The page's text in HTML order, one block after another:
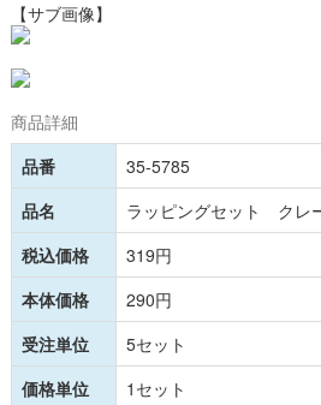
【サブ画像】
商品詳細
品番
35-5785
品名
ラッピングセット クレ
税込価格
319円
本体価格
290円
受注単位
5セット
価格単位
1セット